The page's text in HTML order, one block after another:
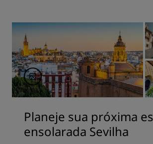
Planeje sua próxima
ensolarada Sevilha